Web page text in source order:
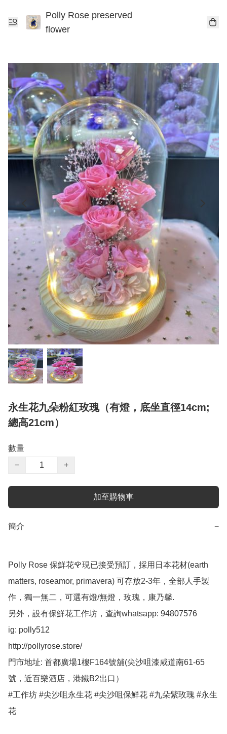
Polly Rose preserved
flower
永生花九朵粉紅玫瑰（有燈，底坐直徑14cm;
總高21cm）
數量
−
+
加至購物車
簡介 −
Polly Rose 保鮮花🌹現已接受預訂，採用日本花材(earth
matters, roseamor, primavera) 可存放2-3年，全部人手製
作，獨一無二，可選有燈/無燈，玫瑰，康乃馨.
另外，設有保鮮花工作坊，查詢whatsapp: 94807576
ig: polly512
http://pollyrose.store/
門市地址: 首都廣場1樓F164號舖(尖沙咀漆咸道南61-65
號，近百樂酒店，港鐵B2出口）
#工作坊 #尖沙咀永生花 #尖沙咀保鮮花 #九朵紫玫瑰 #永生
花